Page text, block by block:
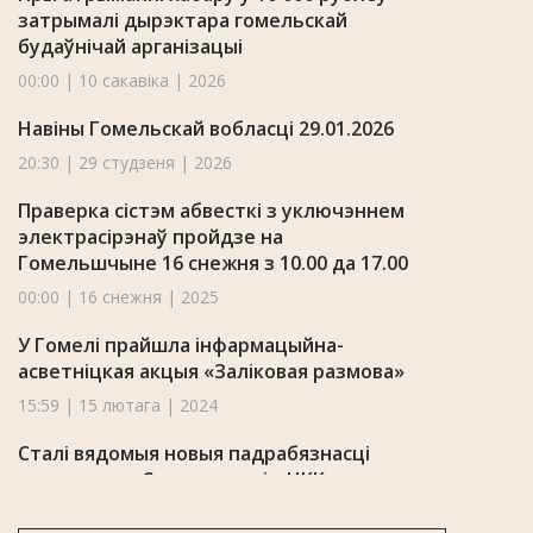
затрымалі дырэктара гомельскай
будаўнічай арганізацыі
00:00 | 10 сакавіка | 2026
Навіны Гомельскай вобласці 29.01.2026
20:30 | 29 студзеня | 2026
Праверка сістэм абвесткі з уключэннем
электрасірэнаў пройдзе на
Гомельшчыне 16 снежня з 10.00 да 17.00
00:00 | 16 снежня | 2025
У Гомелі прайшла інфармацыйна-
асветніцкая акцыя «Заліковая размова»
15:59 | 15 лютага | 2024
Сталі вядомыя новыя падрабязнасці
здарэння на Светлагорскім ЦКК